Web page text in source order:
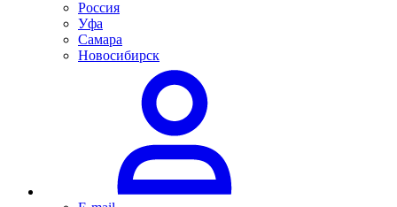
Россия
Уфа
Самара
Новосибирск